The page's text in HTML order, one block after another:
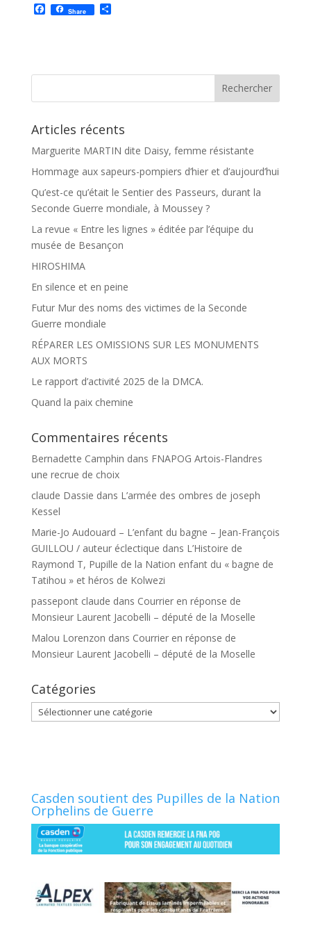
F
a
o
Share P
e
Articles récents
Marguerite MARTIN dite Daisy, femme résistante
Hommage aux sapeurs-pompiers d’hier et d’aujourd’hui
Qu’est-ce qu’était le Sentier des Passeurs, durant la
Seconde Guerre mondiale, à Moussey ?
La revue « Entre les lignes » éditée par l’équipe du
musée de Besançon
HIROSHIMA
En silence et en peine
Futur Mur des noms des victimes de la Seconde
Guerre mondiale
RÉPARER LES OMISSIONS SUR LES MONUMENTS
AUX MORTS
Le rapport d’activité 2025 de la DMCA.
Quand la paix chemine
Commentaires récents
Bernadette Camphin dans FNAPOG Artois-Flandres
une recrue de choix
claude Dassie dans L’armée des ombres de joseph
Kessel
Marie-Jo Audouard – L’enfant du bagne – Jean-François
GUILLOU / auteur éclectique dans L’Histoire de
Raymond T, Pupille de la Nation enfant du « bagne de
Tatihou » et héros de Kolwezi
passepont claude dans Courrier en réponse de
Monsieur Laurent Jacobelli – député de la Moselle
Malou Lorenzon dans Courrier en réponse de
Monsieur Laurent Jacobelli – député de la Moselle
Catégories
Catégories
Casden soutient des Pupilles de la Nation
Orphelins de Guerre